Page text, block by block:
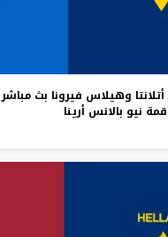
أتلانتا وهيلاس فيرونا بث مباشر
قمة نيو بالانس أرينا